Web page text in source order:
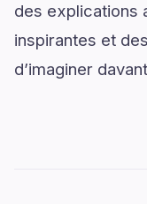
des explications
inspirantes et
d’imaginer